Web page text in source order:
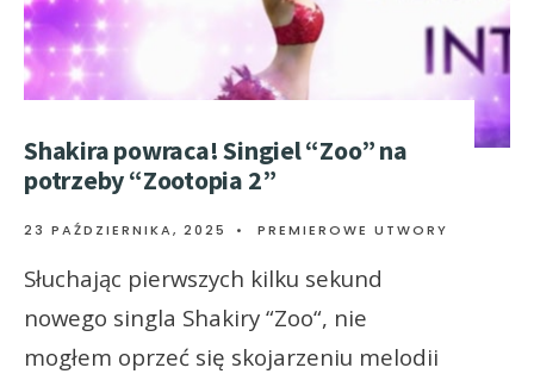
Shakira powraca! Singiel “Zoo” na
potrzeby “Zootopia 2”
23 PAŹDZIERNIKA, 2025 • PREMIEROWE UTWORY
Słuchając pierwszych kilku sekund
nowego singla Shakiry “Zoo“, nie
mogłem oprzeć się skojarzeniu melodii